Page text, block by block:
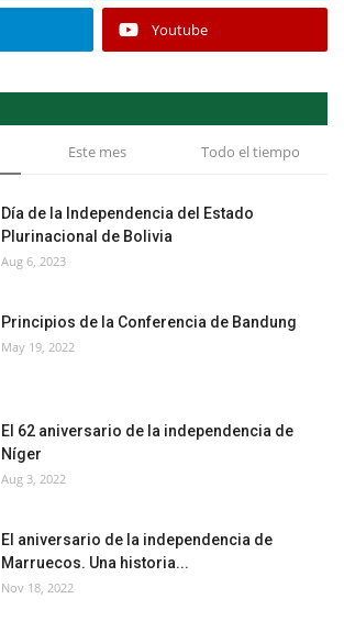
Youtube
Este mes Todo el tiempo
Día de la Independencia del Estado
Plurinacional de Bolivia
Aug 6, 2023
Principios de la Conferencia de Bandung
May 19, 2022
El 62 aniversario de la independencia de
Níger
Aug 3, 2022
El aniversario de la independencia de
Marruecos. Una historia...
Nov 18, 2022